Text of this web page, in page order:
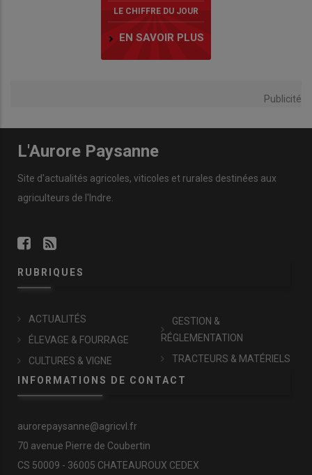
LE CHIFFRE DU JOUR
EN SAVOIR PLUS
Publicité
L'Aurore Paysanne
Site d'actualités agricoles, viticoles et rurales destinées aux
agriculteurs de l'Indre.
RUBRIQUES
ACTUALITÉS
ÉLEVAGE & FOURRAGE
CULTURES & VIGNE
GESTION &
RÉGLEMENTATION
TRACTEURS & MATÉRIELS
INFORMATIONS DE CONTACT
aurorepaysanne@agricvl.fr
70 avenue Pierre de Coubertin
CS 50009 - 36005 CHATEAUROUX CEDEX